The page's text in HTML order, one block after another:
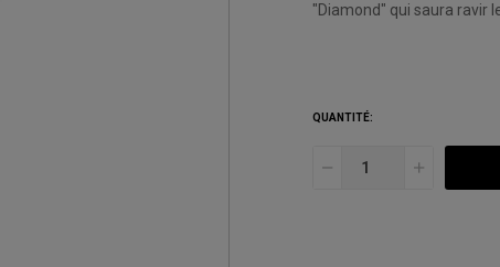
"Diamond" qui saura ravir
QUANTITÉ: